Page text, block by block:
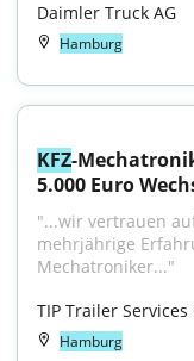
Daimler Truck AG
Hamburg
KFZ-
5.000 Euro
"...wir vertrauen
mehrjährige
Mechatroniker..."
TIP Trailer
Hamburg